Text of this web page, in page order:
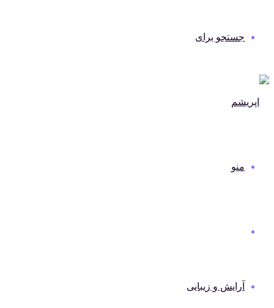
جستجو برای
منو
آرایش و زیبایی